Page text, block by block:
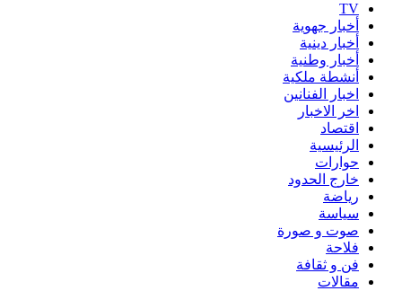
TV
أخبار جهوية
أخبار دينية
أخبار وطنية
أنشطة ملكية
اخبار الفنانين
اخر الاخبار
اقتصاد
الرئيسية
حوارات
خارج الحدود
رياضة
سياسة
صوت و صورة
فلاحة
فن و ثقافة
مقالات